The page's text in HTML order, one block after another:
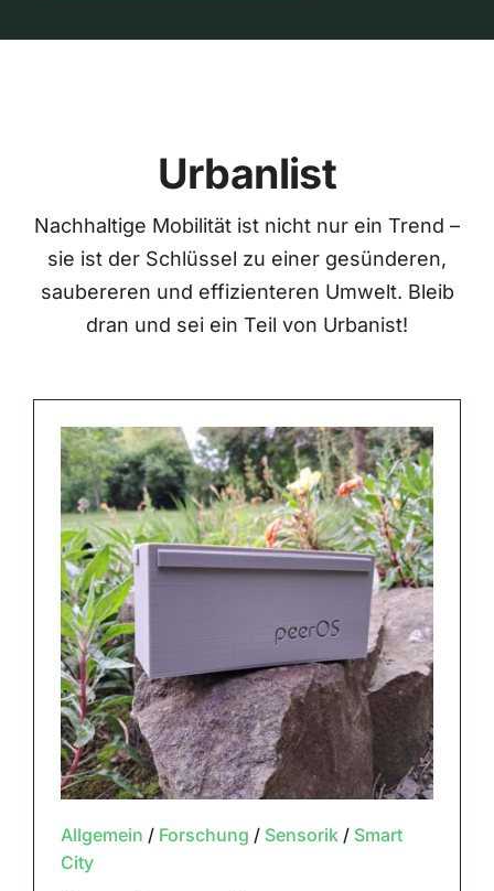
Urbanlist
Nachhaltige Mobilität ist nicht nur ein Trend –
sie ist der Schlüssel zu einer gesünderen,
saubereren und effizienteren Umwelt. Bleib
dran und sei ein Teil von Urbanist!
Allgemein / Forschung / Sensorik/ Smart
City